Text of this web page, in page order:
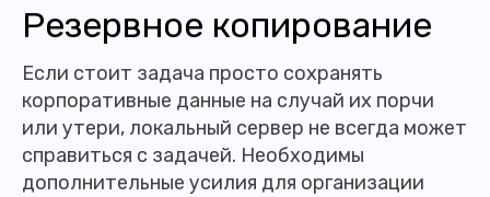
Резервное копирование
Если стоит задача просто сохранять
корпоративные данные на случай их порчи
или утери, локальный сервер не всегда может
справиться с задачей. Необходимы
дополнительные усилия для организации